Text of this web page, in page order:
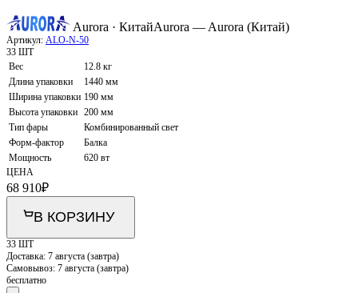
Aurora · КитайAurora — Aurora (Китай)
Артикул: ALO-N-50
33 ШТ
Вес
12.8 кг
Длина упаковки
1440 мм
Ширина упаковки 190 мм
Высота упаковки 200 мм
Тип фары
Комбинированный свет
Форм-фактор
Балка
Мощность
620 вт
ЦЕНА
68 910₽
В КОРЗИНУ
33 ШТ
Доставка: 7 августа (завтра)
Самовывоз: 7 августа (завтра)
бесплатно